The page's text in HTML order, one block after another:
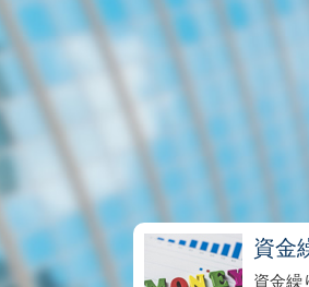
資金
資金繰